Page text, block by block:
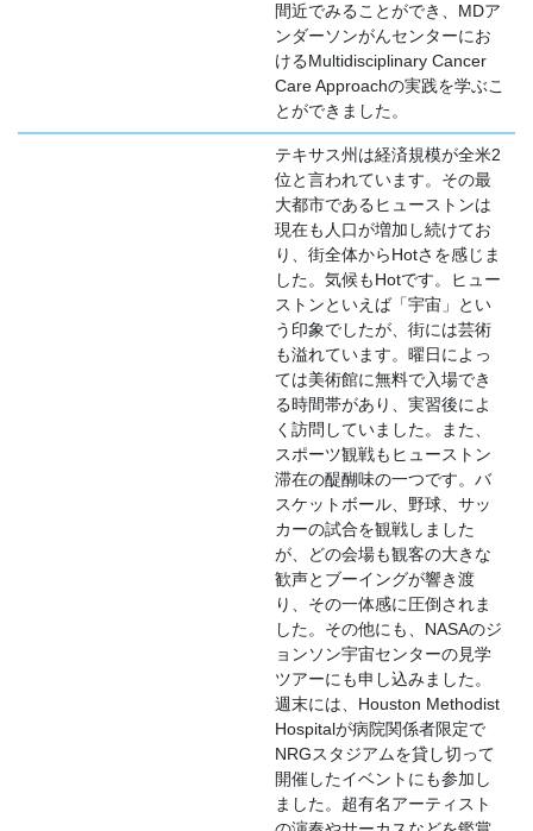
間近でみることができ、MDア
ンダーソンがんセンターにお
けるMultidisciplinary Cancer
Care Approachの実践を学ぶこ
とができました。
テキサス州は経済規模が全米2
位と言われています。その最
大都市であるヒューストンは
現在も人口が増加し続けてお
り、街全体からHotさを感じま
した。気候もHotです。ヒュー
ストンといえば「宇宙」とい
う印象でしたが、街には芸術
も溢れています。曜日によっ
ては美術館に無料で入場でき
る時間帯があり、実習後によ
く訪問していました。また、
スポーツ観戦もヒューストン
滞在の醍醐味の一つです。バ
スケットボール、野球、サッ
カーの試合を観戦しました
が、どの会場も観客の大きな
歓声とブーイングが響き渡
り、その一体感に圧倒されま
した。その他にも、NASAのジ
ョンソン宇宙センターの見学
ツアーにも申し込みました。
週末には、Houston Methodist
Hospitalが病院関係者限定で
NRGスタジアムを貸し切って
開催したイベントにも参加し
ました。超有名アーティスト